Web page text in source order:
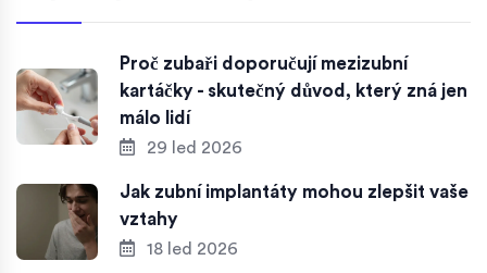
Proč zubaři doporučují mezizubní
kartáčky - skutečný důvod, který zná jen
málo lidí
29 led 2026
Jak zubní implantáty mohou zlepšit vaše
vztahy
18 led 2026